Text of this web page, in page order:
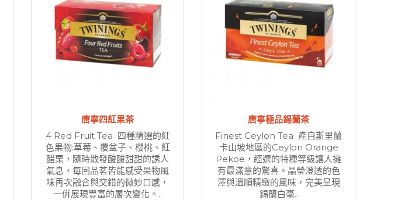
唐寧四紅果茶
4 Red Fruit Tea 四種精選的紅
色果物:草莓、覆盆子、櫻桃、紅
醋栗，隨時散發酸酸甜甜的誘人
氣息，每回品茗皆能感受果物風
味再次融合與交錯的微妙口感，
一倂展現豐富的層次變化。..
唐寧極品錫蘭茶
Finest Ceylon Tea 產自斯里蘭
卡山坡地區的Ceylon Orange
Pekoe，經選的特種等級讓人擁
有最滿意的驚喜。晶瑩澄透的色
澤與溫順精緻的風味，完美呈現
錫蘭白毫..